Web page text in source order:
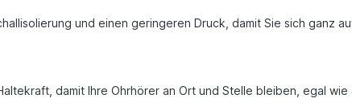
und einen geringeren Druck, damit Sie sich ganz
damit Ihre Ohrhörer an Ort und Stelle bleiben, egal wie